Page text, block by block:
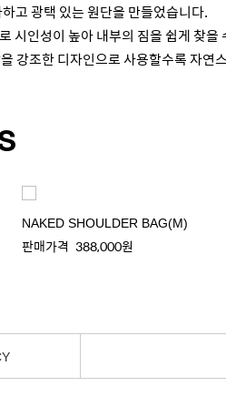
고 광택 있는 원단을 만들었습니다.
시인성이 높아 내부의 짐을 쉽게 찾을
강조한 디자인으로 사용할수록 자연
NAKED SHOULDER BAG(M)
판매가격 388,000원